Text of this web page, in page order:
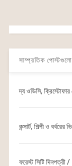
সাম্প্রতিক পোস্টগুলো
দ্য ওডিসি,
কন্সার্ট, শিল্পী ও বর্বরের
ফরেস্ট সিটি দিনপত্রী